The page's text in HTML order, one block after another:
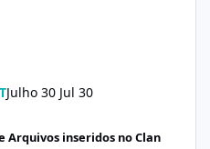
Julho 30 Jul 30
Engineering Rom
Arquivos inseridos no Clan